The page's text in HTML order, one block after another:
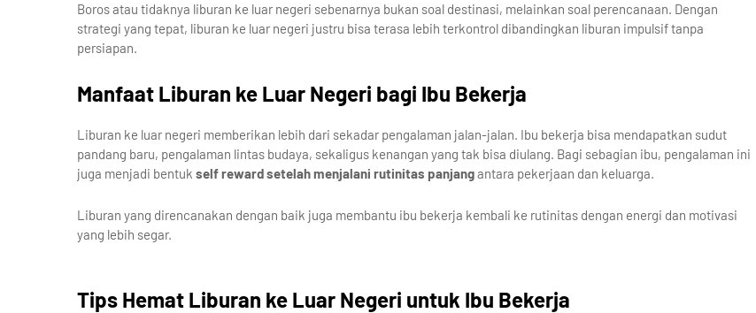
Boros atau tidaknya liburan ke luar negeri sebenarnya bukan soal destinasi, melainkan soal perencanaan. Dengan
strategi yang tepat, liburan ke luar negeri justru bisa terasa lebih terkontrol dibandingkan liburan impulsif tanpa
persiapan.
Manfaat Liburan ke Luar Negeri bagi Ibu Bekerja
Liburan ke luar negeri memberikan lebih dari sekadar pengalaman jalan-jalan. Ibu bekerja bisa mendapatkan sudut
pandang baru, pengalaman lintas budaya, sekaligus kenangan yang tak bisa diulang. Bagi sebagian ibu, pengalaman ini
juga menjadi bentuk self reward setelah menjalani rutinitas panjangantara pekerjaan dan keluarga.
Liburan yang direncanakan dengan baik juga membantu ibu bekerja kembali ke rutinitas dengan energi dan motivasi
yang lebih segar.
Tips Hemat Liburan ke Luar Negeri untuk Ibu Bekerja